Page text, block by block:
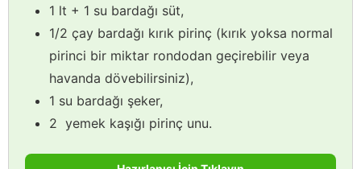
1 lt + 1 su bardağı süt,
1/2 çay bardağı kırık pirinç (kırık yoksa normal
pirinci bir miktar rondodan geçirebilir veya
havanda dövebilirsiniz),
1 su bardağı şeker,
2 yemek kaşığı pirinç unu.